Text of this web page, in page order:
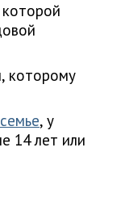
которой
которому
, у
14 лет или